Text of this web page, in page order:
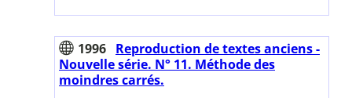
1996 Reproduction de textes anciens -
Nouvelle série. N° 11. Méthode des
moindres carrés.